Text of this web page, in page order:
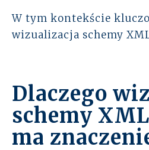
W tym kontekście
wizualizacja schemy
Dlaczego
schemy XML
ma